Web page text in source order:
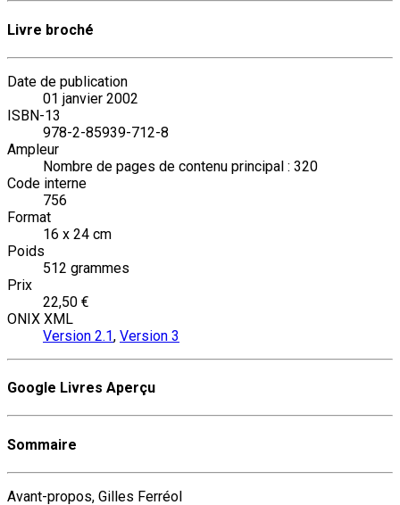
Livre broché
Date de publication
01 janvier 2002
ISBN-13
978-2-85939-712-8
Ampleur
Nombre de pages de contenu principal : 320
Code interne
756
Format
16 x 24 cm
Poids
512 grammes
Prix
22,50 €
ONIX XML
Version 2.1, Version 3
Google Livres Aperçu
Sommaire
Avant-propos, Gilles Ferréol